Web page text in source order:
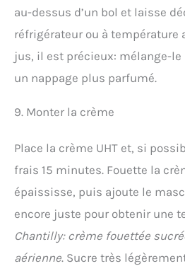
au-dessus d’un bol et laisse
réfrigérateur ou à température
jus, il est précieux: mélange-
un nappage plus parfumé.
9. Monter la crème
Place la crème UHT et, si
frais 15 minutes. Fouette la
épaississe, puis ajoute le
encore juste pour obtenir une
Chantilly: crème fouettée
aérienne. Sucre très